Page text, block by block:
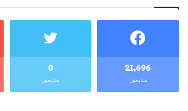
21٬696
متابعون
0
متابعون